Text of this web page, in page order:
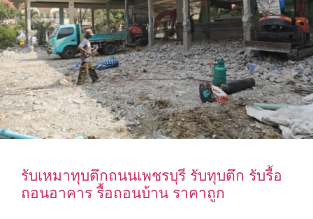
รับเหมาทุบตึกถนนเพชรบุรี รับทุบตึก รับรื้อ
ถอนอาคาร รื้อถอนบ้าน ราคาถูก